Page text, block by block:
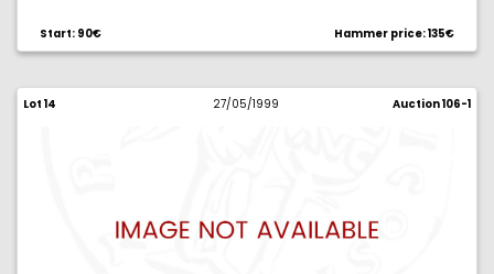
Start: 90€ Hammer price: 135€
Lot 14 27/05/1999 Auction 106-1